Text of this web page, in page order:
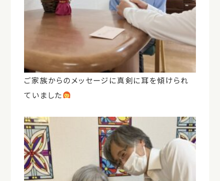
ご家族からのメッセージに真剣に耳を傾けられ
ていました